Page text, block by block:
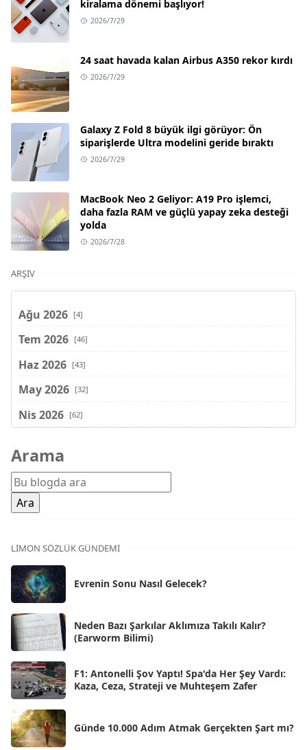
kiralama dönemi başlıyor!
2026/7/29
24 saat havada kalan Airbus A350 rekor kırdı
2026/7/29
Galaxy Z Fold 8 büyük ilgi görüyor: Ön
siparişlerde Ultra modelini geride bıraktı
2026/7/29
MacBook Neo 2 Geliyor: A19 Pro işlemci,
daha fazla RAM ve güçlü yapay zeka desteği
yolda
2026/7/28
ARŞIV
Ağu 2026 [4]
Tem 2026 [46]
Haz 2026 [43]
May 2026 [32]
Nis 2026 [62]
Şub 2026
Oca 2026 [72]
Ara 2025
Kas 2025
Eki 2025
Eyl 2025 [56]
Ağu 2025
Tem 2025 [45]
Haz 2025
May 2025 [54]
Nis 2025
Mar 2025
Arama
LIMON SÖZLÜK GÜNDEMI
Evrenin Sonu Nasıl Gelecek?
Neden Bazı Şarkılar Aklımıza Takılı Kalır?
(Earworm Bilimi)
F1: Antonelli Şov Yaptı! Spa'da Her Şey Vardı:
Kaza, Ceza, Strateji ve Muhteşem Zafer
Günde 10.000 Adım Atmak Gerçekten Şart mı?